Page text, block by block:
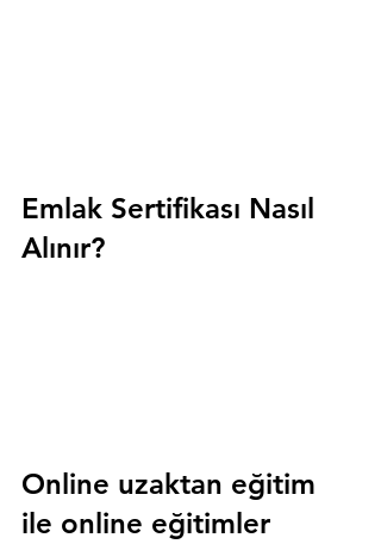
Emlak Sertifikası Nasıl
Alınır?
Online uzaktan eğitim
ile online eğitimler